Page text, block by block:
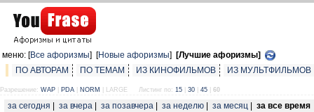
меню: [Все афоризмы] [Новые афоризмы]
[Лучшие афоризмы]
ПО АВТОРАМ
ПО ТЕМАМ ИЗ КИНОФИЛЬМОВ ИЗ МУЛЬТФИЛЬМОВ
Разрешение: WAP PDA NORM | LARGE Листинг по: 15 30 45 60
за сегодня за вчера за позавчера за неделю за месяц за все время